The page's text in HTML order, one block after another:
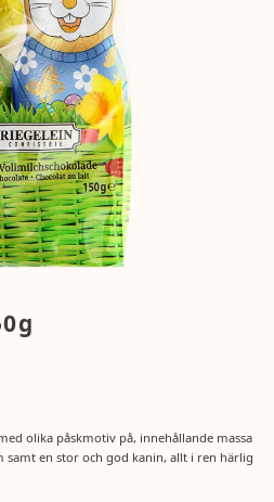
olika påskmotiv på, innehållande massa
samt en stor och god kanin, allt i ren härlig